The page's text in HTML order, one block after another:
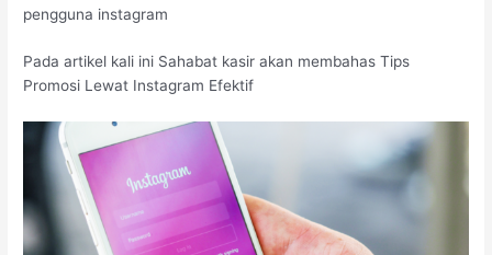
pengguna instagram
Pada artikel kali ini Sahabat kasir akan membahas Tips
Promosi Lewat Instagram Efektif